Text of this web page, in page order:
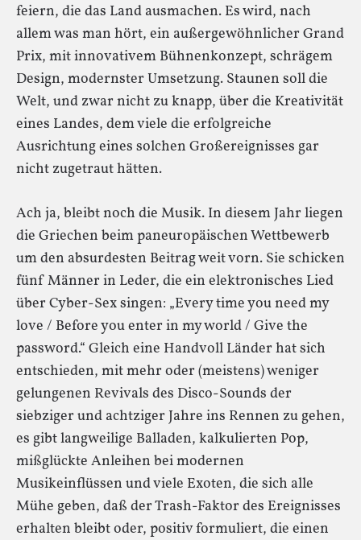
feiern, die das Land ausmachen. Es wird, nach
allem was man hört, ein außergewöhnlicher Grand
Prix, mit innovativem Bühnenkonzept, schrägem
Design, modernster Umsetzung. Staunen soll die
Welt, und zwar nicht zu knapp, über die Kreativität
eines Landes, dem viele die erfolgreiche
Ausrichtung eines solchen Großereignisses gar
nicht zugetraut hätten.
Ach ja, bleibt noch die Musik. In diesem Jahr liegen
die Griechen beim paneuropäischen Wettbewerb
um den absurdesten Beitrag weit vorn. Sie schicken
fünf Männer in Leder, die ein elektronisches Lied
über Cyber-Sex singen: „Every time you need my
love / Before you enter in my world / Give the
password.“ Gleich eine Handvoll Länder hat sich
entschieden, mit mehr oder (meistens) weniger
gelungenen Revivals des Disco-Sounds der
siebziger und achtziger Jahre ins Rennen zu gehen,
es gibt langweilige Balladen, kalkulierten Pop,
mißglückte Anleihen bei modernen
Musikeinflüssen und viele Exoten, die sich alle
Mühe geben, daß der Trash-Faktor des Ereignisses
erhalten bleibt oder, positiv formuliert, die einen